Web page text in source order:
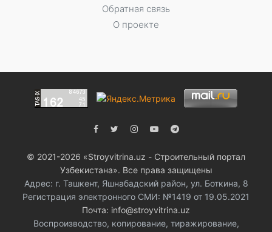
Обратная связь
О проекте
© 2021-2026 «Stroyvitrina.uz - Строительный портал
Узбекистана». Все права защищены
Адрес: г. Ташкент, Яшнабадский район, ул. Боткина, 8
Регистрация электронного СМИ: №1419 от 19.05.2021
Почта: info@stroyvitrina.uz
Воспроизводство, копирование, тиражирование,